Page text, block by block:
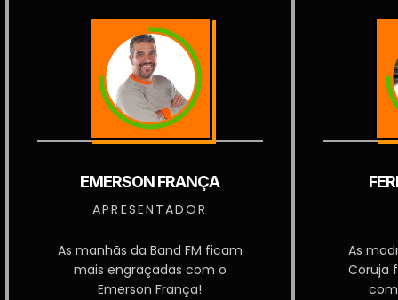
EMERSON FRANÇA
APRESENTADOR
As manhãs da Band FM ficam
mais engraçadas com o
Emerson França!
As
Coruja